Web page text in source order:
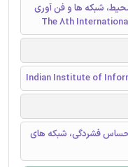
شبکه ها و فن آوری
Indian Institute of
احساس فشردگی، شبکه های